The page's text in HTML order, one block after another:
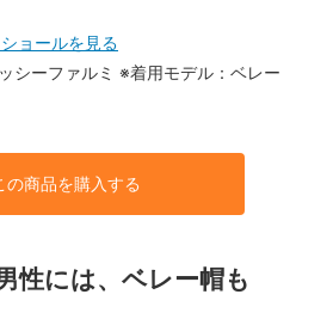
ョールを見る
※着用モデル：ベレー
の商品を購入する
性には、ベレー帽も